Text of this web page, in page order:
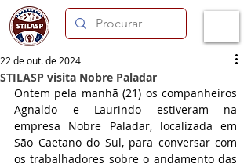
STILASP visita Nobre Paladar
22 de out. de 2024
Ontem pela manhã (21) os companheiros
Agnaldo e Laurindo estiveram na
empresa Nobre Paladar, localizada em
São Caetano do Sul, para conversar com
os trabalhadores sobre o andamento das